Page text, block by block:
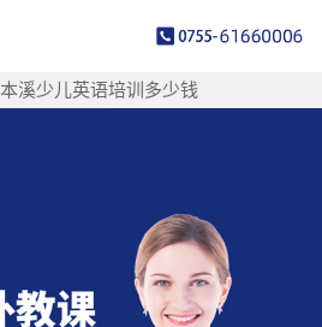
本溪少儿英语培训多少钱